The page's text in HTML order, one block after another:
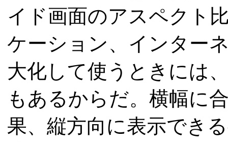
イド画面のアスペクト
ケーション、インター
大化して使うときには
もあるからだ。横幅に
果、縦方向に表示でき